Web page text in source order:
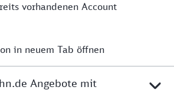
vorhandenen Account
in neuem Tab öffnen
Angebote mit